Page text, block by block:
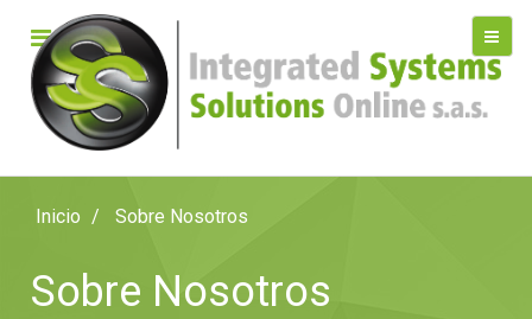
Inicio Sobre Nosotros
Sobre Nosotros